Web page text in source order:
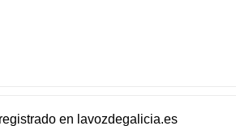
en lavozdegalicia.es